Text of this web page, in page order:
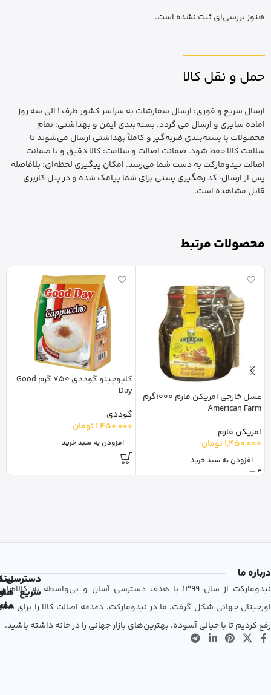
هنوز بررسی‌ای ثبت نشده است.
حمل و نقل کالا
ارسال سریع و فوری: ارسال سفارشات به سراسر کشور ظرف 1 الی سه روز
اماده سایزی و ارسال می گردد. بسته‌بندی ایمن و بهداشتی: تمام
محصولات با بسته‌بندی ضربه‌گیر و کاملاً بهداشتی ارسال می‌شوند تا
سلامت کالا حفظ شود. ضمانت اصالت و سلامت: کالا دقیق و با ضمانت
اصالت نیدومارکت به دست شما می‌رسد. امکان پیگیری لحظه‌ای: بلافاصله
پس از ارسال، کد رهگیری پستی برای شما پیامک شده و در پنل کاربری
قابل مشاهده است.
محصولات مرتبط
عسل خارجی امریکن فارم 1000گرم
American Farm
امریکن فارم
1,450,000تومان
افزودن به سبد خرید
کاپوچینو گوددی 750 گرم Good
Day
گوددی
1,450,000تومان
افزودن به سبد خرید
درباره ما
نیدومارکت از سال 1399 با هدف دسترسی آسان و بی‌واسطه به کالاهای
اورجینال جهانی شکل گرفت. ما در نیدومارکت، دغدغه اصالت کالا را برای شما
رفع کردیم تا با خیالی آسوده، بهترین‌های بازار جهانی را در خانه داشته باشید.
دسترسی
سریع